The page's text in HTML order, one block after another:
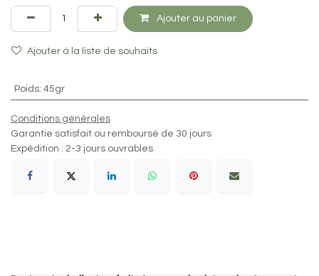
Ajouter au panier
Ajouter à la liste de souhaits
Poids: 45gr
Conditions générales
Garantie satisfait ou remboursé de 30 jours
Expédition : 2-3 jours ouvrables